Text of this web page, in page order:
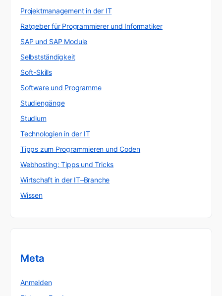
Projektmanagement in der IT
Ratgeber für Programmierer und Informatiker
SAP und SAP Module
Selbstständigkeit
Soft-Skills
Software und Programme
Studiengänge
Studium
Technologien in der IT
Tipps zum Programmieren und Coden
Webhosting: Tipps und Tricks
Wirtschaft in der IT–Branche
Wissen
Meta
Anmelden